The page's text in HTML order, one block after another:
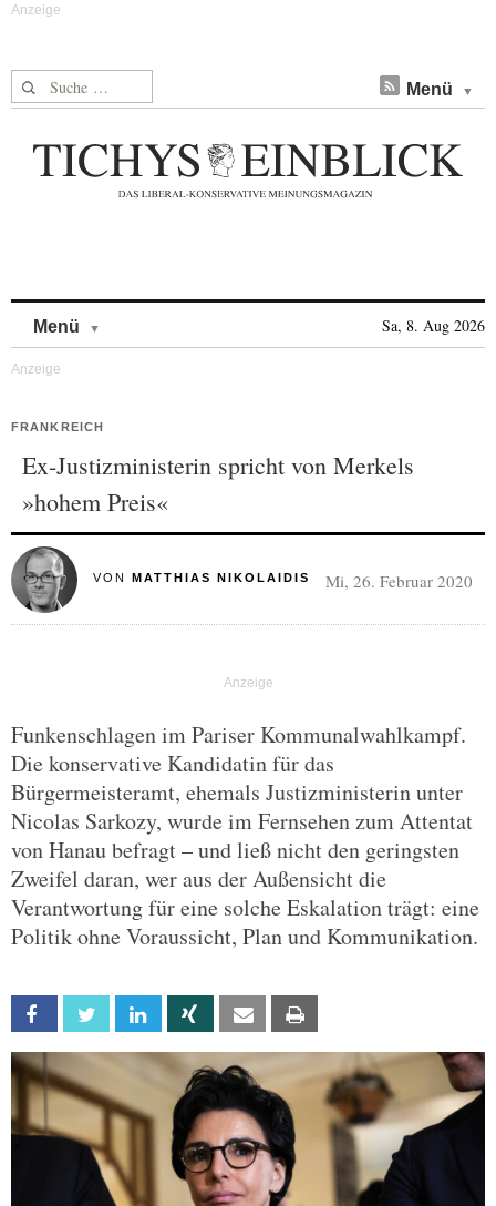
Suche nach: Menü
Menü Sa, 8. Aug 2026
FRANKREICH
Ex-Justizministerin spricht von Merkels
»hohem Preis«
VON MATTHIAS NIKOLAIDIS Mi, 26. Februar 2020
Funkenschlagen im Pariser Kommunalwahlkampf.
Die konservative Kandidatin für das
Bürgermeisteramt, ehemals Justizministerin unter
Nicolas Sarkozy, wurde im Fernsehen zum Attentat
von Hanau befragt – und ließ nicht den geringsten
Zweifel daran, wer aus der Außensicht die
Verantwortung für eine solche Eskalation trägt: eine
Politik ohne Voraussicht, Plan und Kommunikation.
Facebook Twitter Linkedin Xing Email